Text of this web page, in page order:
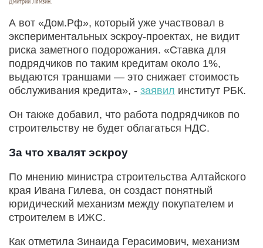
А вот «Дом.Рф», который уже участвовал в
экспериментальных эскроу-проектах, не видит
риска заметного подорожания. «Ставка для
подрядчиков по таким кредитам около 1%,
выдаются траншами — это снижает стоимость
обслуживания кредита», - заявил институт РБК.
Он также добавил, что работа подрядчиков по
строительству не будет облагаться НДС.
За что хвалят эскроу
По мнению министра строительства Алтайского
края Ивана Гилева, он создаст понятный
юридический механизм между покупателем и
строителем в ИЖС.
Как отметила Зинаида Герасимович, механизм